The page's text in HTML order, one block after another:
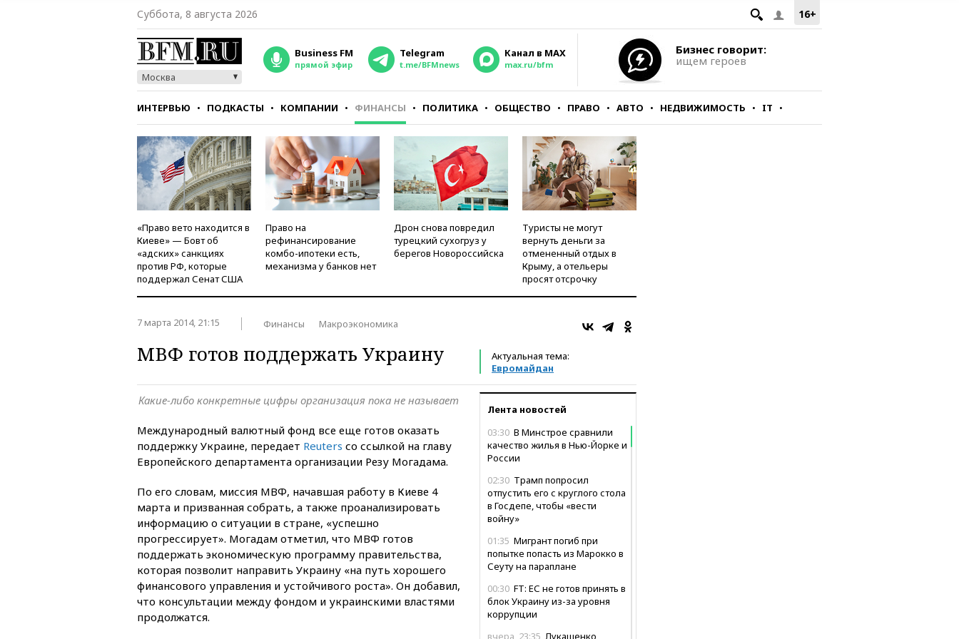
16+
Суббота, 8 августа 2026
Москва
Business FM
прямой эфир
Telegram
t.me/BFMnews
Канал в MAX
max.ru/bfm
Бизнес говорит:
ищем героев
ИНТЕРВЬЮ ПОДКАСТЫ КОМПАНИИ ФИНАНСЫ ПОЛИТИКА ОБЩЕСТВО ПРАВО АВТО НЕДВИЖИМОСТЬ IT
СТИЛЬ ТЕСТЫ
«Право вето находится в
Киеве» — Бовт об
«адских» санкциях
против РФ, которые
поддержал Сенат США
Право на
рефинансирование
комбо-ипотеки есть,
механизма у банков нет
Дрон снова повредил
турецкий сухогруз у
берегов Новороссийска
Туристы не могут
вернуть деньги за
отмененный отдых в
Крыму, а отельеры
просят отсрочку
7 марта 2014, 21:15 Финансы Макроэкономика
Актуальная тема:
Евромайдан
МВФ готов поддержать Украину
Лента новостей
03:30 В Минстрое сравнили
качество жилья в Нью-Йорке и
России
02:30 Трамп попросил
отпустить его с круглого стола
в Госдепе, чтобы «вести
войну»
01:35 Мигрант погиб при
попытке попасть из Марокко в
Сеуту на параплане
00:30 FT: ЕС не готов принять в
блок Украину из-за уровня
коррупции
вчера, 23:35 Лукашенко
Какие-либо конкретные цифры организация пока не называет
Международный валютный фонд все еще готов оказать
поддержку Украине, передает Reuters со ссылкой на главу
Европейского департамента организации Резу Могадама.
По его словам, миссия МВФ, начавшая работу в Киеве 4
марта и призванная собрать, а также проанализировать
информацию о ситуации в стране, «успешно
прогрессирует». Могадам отметил, что МВФ готов
поддержать экономическую программу правительства,
которая позволит направить Украину «на путь хорошего
финансового управления и устойчивого роста». Он добавил,
что консультации между фондом и украинскими властями
продолжатся.